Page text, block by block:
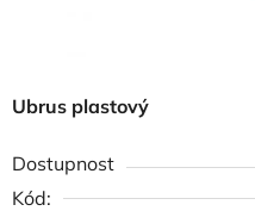
Ubrus plastový
Dostupnost
Kód: